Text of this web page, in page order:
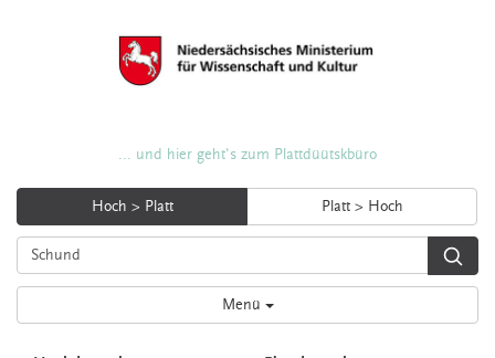
... und hier geht's zum Plattdüütskbüro
Hoch > Platt Platt > Hoch
Menü